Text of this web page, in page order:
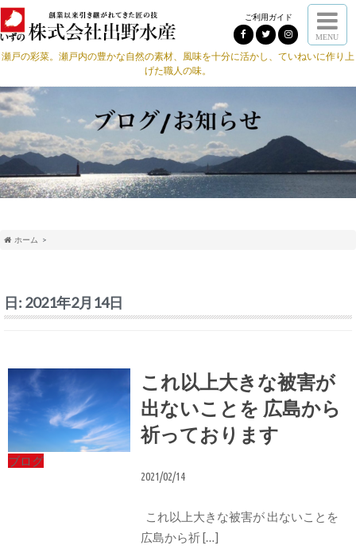
ご利用ガイド
MENU
瀬戸の彩菜。瀬戸内の豊かな自然の素材、風味を十分に活かし、ていねいに作り上
げた職人の味。
ホーム
日: 2021年2月14日
ブログ
これ以上大きな被害が
出ないことを 広島から
祈っております
2021/02/14
これ以上大きな被害が 出ないことを
広島から祈 […]